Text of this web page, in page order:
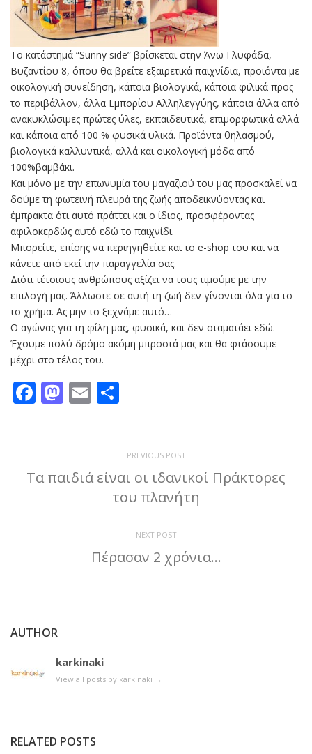
Το κατάστημά “Sunny side” βρίσκεται στην Άνω Γλυφάδα,
Βυζαντίου 8, όπου θα βρείτε εξαιρετικά παιχνίδια, προϊόντα με
οικολογική συνείδηση, κάποια βιολογικά, κάποια φιλικά προς
το περιβάλλον, άλλα Εμπορίου Αλληλεγγύης, κάποια άλλα από
ανακυκλώσιμες πρώτες ύλες, εκπαιδευτικά, επιμορφωτικά αλλά
και κάποια από 100 % φυσικά υλικά. Προϊόντα θηλασμού,
βιολογικά καλλυντικά, αλλά και οικολογική μόδα από
100%βαμβάκι.
Και μόνο με την επωνυμία του μαγαζιού του μας προσκαλεί να
δούμε τη φωτεινή πλευρά της ζωής αποδεικνύοντας και
έμπρακτα ότι αυτό πράττει και ο ίδιος, προσφέροντας
αφιλοκερδώς αυτό εδώ το παιχνίδι.
Μπορείτε, επίσης να περιηγηθείτε και το e-shop του και να
κάνετε από εκεί την παραγγελία σας.
Διότι τέτοιους ανθρώπους αξίζει να τους τιμούμε με την
επιλογή μας. Άλλωστε σε αυτή τη ζωή δεν γίνονται όλα για το
το χρήμα. Ας μην το ξεχνάμε αυτό…
Ο αγώνας για τη φίλη μας, φυσικά, και δεν σταματάει εδώ.
Έχουμε πολύ δρόμο ακόμη μπροστά μας και θα φτάσουμε
μέχρι στο τέλος του.
Facebook
Mastodon
Email
PREVIOUS POST
Τα παιδιά είναι οι ιδανικοί Πράκτορες
του πλανήτη
NEXT POST
Πέρασαν 2 χρόνια…
AUTHOR
karkinaki
View all posts by karkinaki →
RELATED POSTS